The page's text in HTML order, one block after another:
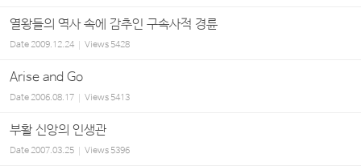
열왕들의 역사 속에 감추인 구속사적 경륜
Date2009.12.24 Views 5428
Arise and Go
Date2006.08.17 Views 5413
부활 신앙의 인생관
Date2007.03.25 Views 5396